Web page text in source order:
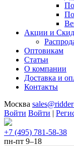
Акции и
Оптовикам
Статьи
О компании
Доставка и
Контакты
Москва
Войти Войти |
+7 (495) 781-58-38
пн-пт 9–18